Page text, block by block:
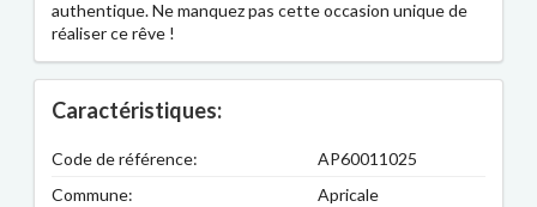
authentique. Ne manquez pas cette occasion unique de
réaliser ce rêve !
Caractéristiques:
Code de référence:
AP60011025
Commune:
Apricale